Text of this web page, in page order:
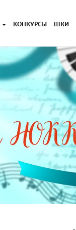
КОНКУРСЫ ШКИ